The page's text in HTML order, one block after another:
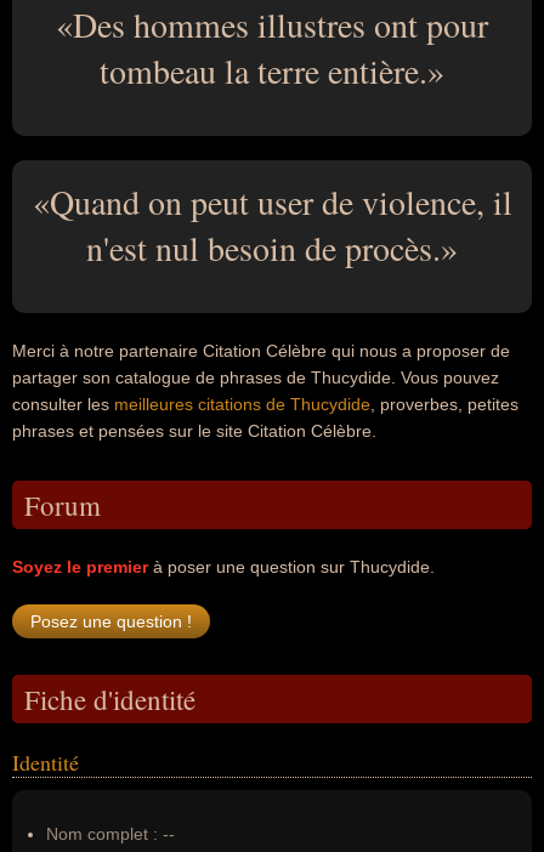
Des hommes illustres ont pour
tombeau la terre entière.
Quand on peut user de violence, il
n'est nul besoin de procès.
Merci à notre partenaire Citation Célèbre qui nous a proposer de
partager son catalogue de phrases de Thucydide. Vous pouvez
consulter les meilleures citations de Thucydide , proverbes, petites
phrases et pensées sur le site Citation Célèbre.
Forum
Soyez le premierà poser une question sur Thucydide.
Fiche d'identité
Identité
Nom complet : --